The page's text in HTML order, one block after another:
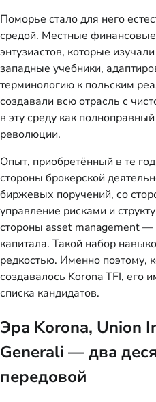
Поморье стало для него
средой. Местные
энтузиастов, которые
западные учебники,
терминологию к польским
создавали всю отрасль с
в эту среду как
революции.
Опыт, приобретённый в те
стороны брокерской
биржевых поручений, со
управление рисками и
стороны asset management —
капитала. Такой набор
редкостью. Именно поэтому,
создавалось Korona TFI, его
списка кандидатов.
Эра Korona, Union
Generali — два
передовой